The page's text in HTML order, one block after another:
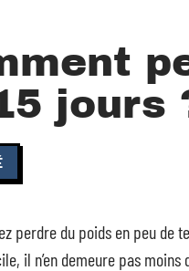
jours
perdre du poids en peu de
il n’en demeure pas